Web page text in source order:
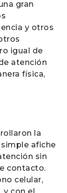
gran
y otros
igual de
atención
física,
la
afiche
sin
contacto.
celular,